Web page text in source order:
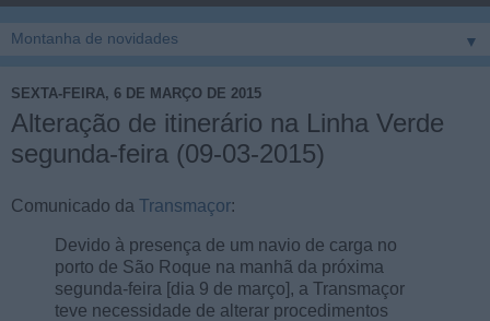
▼
SEXTA-FEIRA, 6 DE MARÇO DE 2015
Alteração de itinerário na Linha Verde
segunda-feira (09-03-2015)
Comunicado da Transmaçor:
Devido à presença de um navio de carga no
porto de São Roque na manhã da próxima
segunda-feira [dia 9 de março], a Transmaçor
teve necessidade de alterar procedimentos